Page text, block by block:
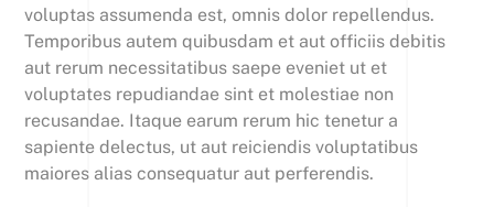
voluptas assumenda est, omnis dolor repellendus.
Temporibus autem quibusdam et aut officiis debitis
aut rerum necessitatibus saepe eveniet ut et
voluptates repudiandae sint et molestiae non
recusandae. Itaque earum rerum hic tenetur a
sapiente delectus, ut aut reiciendis voluptatibus
maiores alias consequatur aut perferendis.